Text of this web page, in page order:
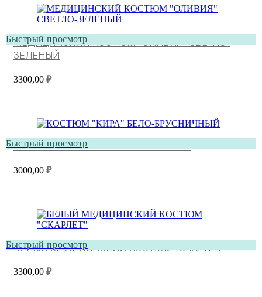
Быстрый просмотр
МЕДИЦИНСКИЙ КОСТЮМ “ОЛИВИЯ” СВЕТЛО-
ЗЕЛЁНЫЙ
3300,00 ₽
Быстрый просмотр
КОСТЮМ “КИРА” БЕЛО-БРУСНИЧНЫЙ
3000,00 ₽
Быстрый просмотр
БЕЛЫЙ МЕДИЦИНСКИЙ КОСТЮМ “СКАРЛЕТ”
3300,00 ₽